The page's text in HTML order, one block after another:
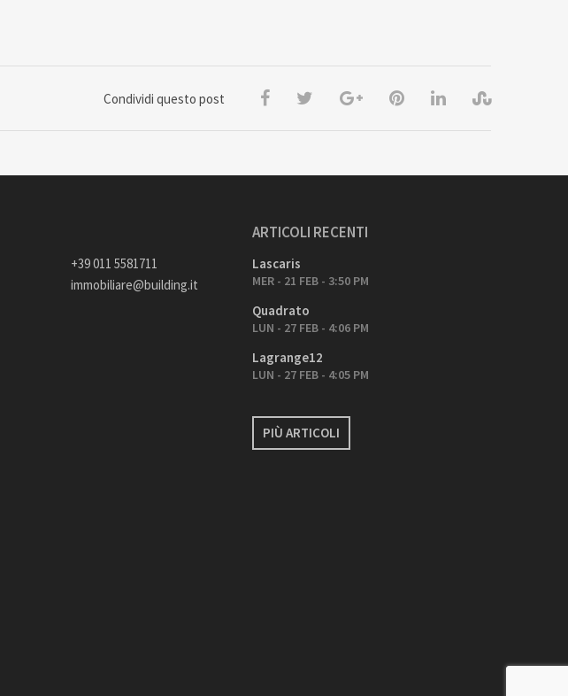
Condividi questo post
+39 011 5581711
immobiliare@building.it
ARTICOLI RECENTI
Lascaris
MER - 21 FEB - 3:50 PM
Quadrato
LUN - 27 FEB - 4:06 PM
Lagrange12
LUN - 27 FEB - 4:05 PM
PIÙ ARTICOLI